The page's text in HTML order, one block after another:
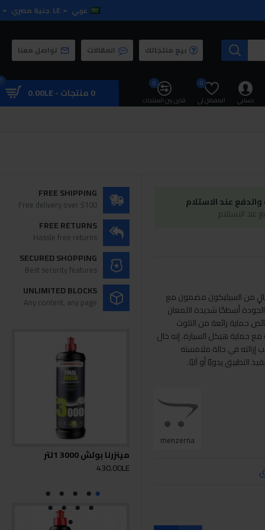
عربي LE جنية مصري
بيع منتجاتك المقالات تواصل معنا
حسابي المفضل لي
0
قارن بين المنتجات
0
0 منتجات - 0.00LE
عند الاستلام
الاستلام
هو مزيج من منتج خالٍ من السيليكون مضمون مع
أسطحًا شديدة اللمعان
حماية رائعة من التلوث
مع حماية هيكل السيارة. إنه خال
إزالته في حالة ملامسته
التطبيق يدويًا أو آليًا.
menzerna
FREE SHIPPING
Free delivery over $100
FREE RETURNS
Hassle free returns
SECURED SHOPPING
Best security features
UNLIMITED BLOCKS
Any content, any page
مينزرنا بولش 3000 1لتر
430.00LE